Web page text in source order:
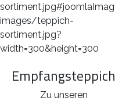
Empfangsteppich
Zu unseren